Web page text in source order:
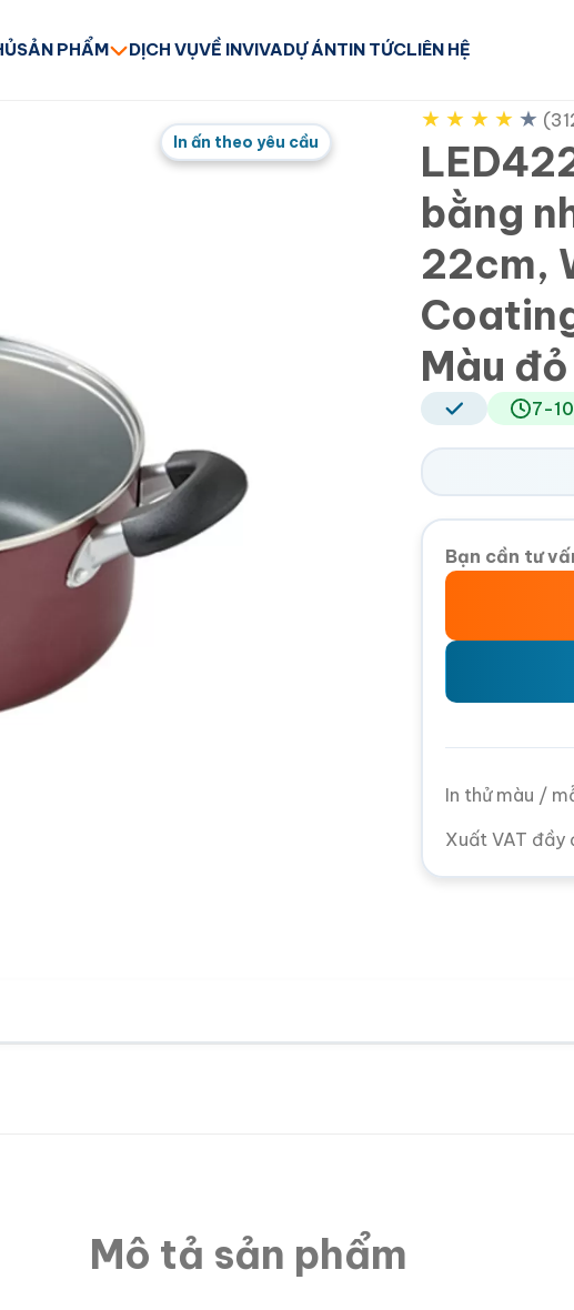
SẢN PHẨM DỊCH VỤVỀ INVIVADỰ ÁNTIN TỨCLIÊN HỆ
In ấn theo yêu cầu
★ ★ ★ ★ ★
bằng
22cm,
Màu
7-
Bạn cần tư
In thử màu /
Xuất VAT đầy
Mô tả sản phẩm